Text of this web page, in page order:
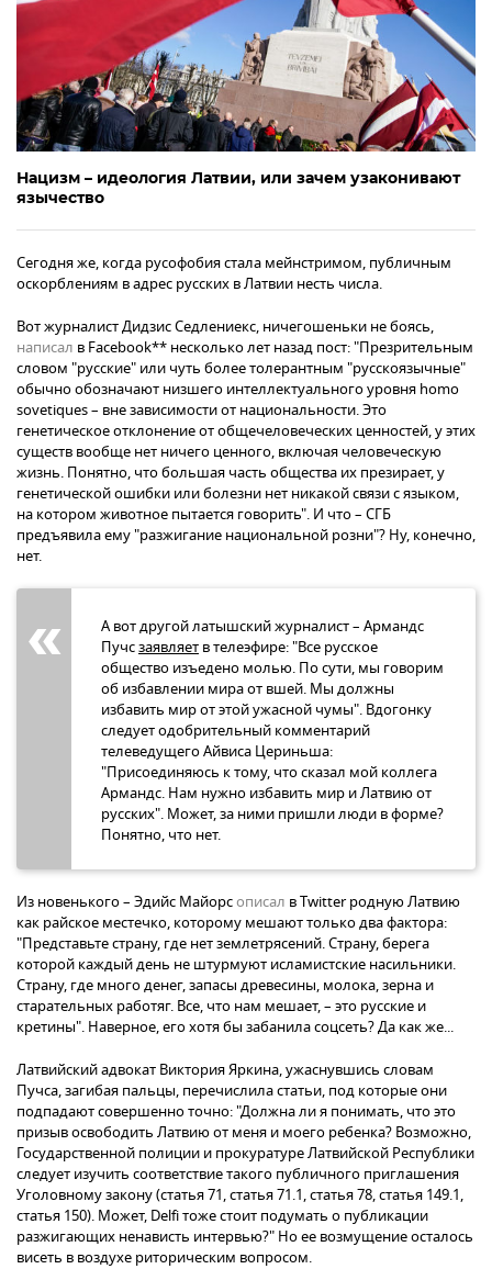
Нацизм – идеология Латвии, или зачем узаконивают
язычество
Сегодня же, когда русофобия стала мейнстримом, публичным
оскорблениям в адрес русских в Латвии несть числа.
Вот журналист Дидзис Седлениекс, ничегошеньки не боясь,
написал в Facebook** несколько лет назад пост: "Презрительным
словом "русские" или чуть более толерантным "русскоязычные"
обычно обозначают низшего интеллектуального уровня homo
sovetiques – вне зависимости от национальности. Это
генетическое отклонение от общечеловеческих ценностей, у этих
существ вообще нет ничего ценного, включая человеческую
жизнь. Понятно, что большая часть общества их презирает, у
генетической ошибки или болезни нет никакой связи с языком,
на котором животное пытается говорить". И что – СГБ
предъявила ему "разжигание национальной розни"? Ну, конечно,
нет.
А вот другой латышский журналист – Армандс
Пучсзаявляет в телеэфире: "Все русское
общество изъедено молью. По сути, мы говорим
об избавлении мира от вшей. Мы должны
избавить мир от этой ужасной чумы". Вдогонку
следует одобрительный комментарий
телеведущего Айвиса Цериньша:
"Присоединяюсь к тому, что сказал мой коллега
Армандс. Нам нужно избавить мир и Латвию от
русских". Может, за ними пришли люди в форме?
Понятно, что нет.
Из новенького – Эдийс Майорсописал в Twitter родную Латвию
как райское местечко, которому мешают только два фактора:
"Представьте страну, где нет землетрясений. Страну, берега
которой каждый день не штурмуют исламистские насильники.
Страну, где много денег, запасы древесины, молока, зерна и
старательных работяг. Все, что нам мешает, – это русские и
кретины". Наверное, его хотя бы забанила соцсеть? Да как же...
Латвийский адвокат Виктория Яркина, ужаснувшись словам
Пучса, загибая пальцы, перечислила статьи, под которые они
подпадают совершенно точно: "Должна ли я понимать, что это
призыв освободить Латвию от меня и моего ребенка? Возможно,
Государственной полиции и прокуратуре Латвийской Республики
следует изучить соответствие такого публичного приглашения
Уголовному закону (статья 71, статья 71.1, статья 78, статья 149.1,
статья 150). Может, Delfi тоже стоит подумать о публикации
разжигающих ненависть интервью?" Но ее возмущение осталось
висеть в воздухе риторическим вопросом.